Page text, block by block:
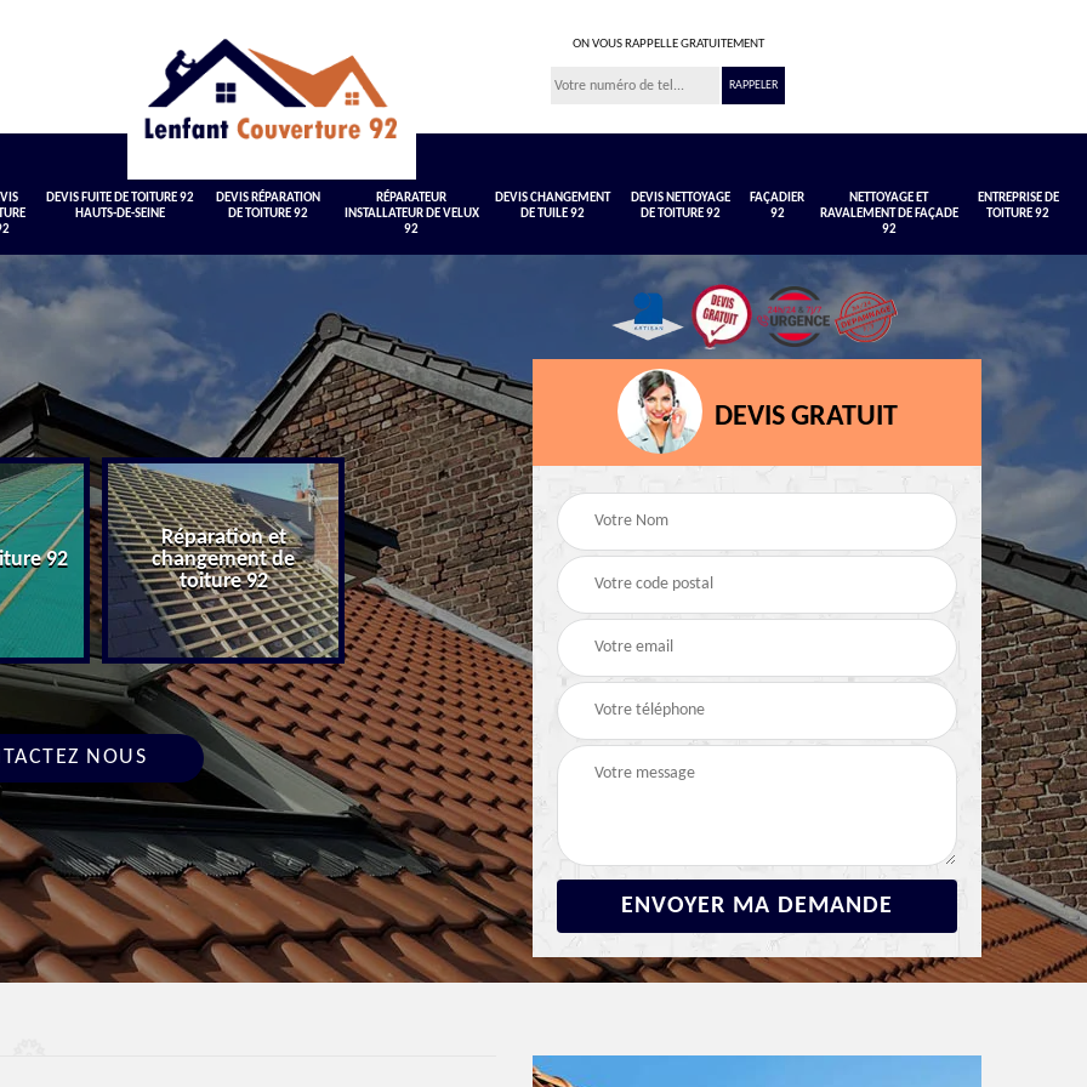
ON VOUS RAPPELLE GRATUITEMENT
DEVIS FUITE DE TOITURE 92
HAUTS-DE-SEINE
DEVIS RÉPARATION
DE TOITURE 92
RÉPARATEUR
INSTALLATEUR DE VELUX
92
DEVIS CHANGEMENT
DE TUILE 92
DEVIS NETTOYAGE
DE TOITURE 92
FAÇADIER
92
NETTOYAGE ET
RAVALEMENT DE FAÇADE
92
ENTREPRISE DE
TOITURE 92
92
Réparation et
changement de
toiture 92
Devis toiture 92
Devis fuite de toiture
92 Hauts-de-Seine
Devis réparation de
toiture 92
NOUS
DEVIS GRATUIT